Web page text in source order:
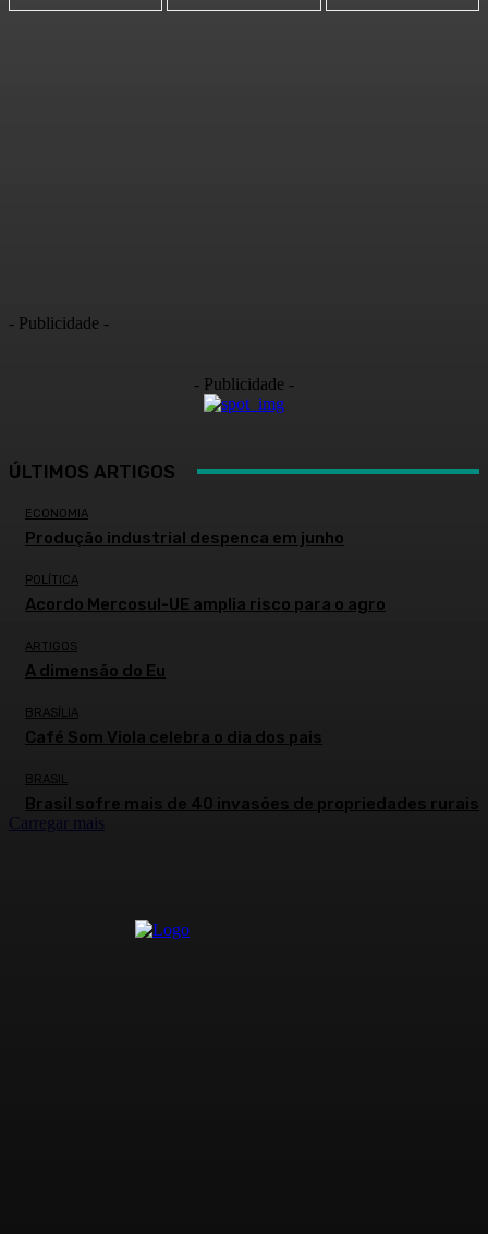
- Publicidade -
- Publicidade -
ÚLTIMOS ARTIGOS
ECONOMIA
Produção industrial despenca em junho
POLÍTICA
Acordo Mercosul-UE amplia risco para o agro
ARTIGOS
A dimensão do Eu
BRASÍLIA
Café Som Viola celebra o dia dos pais
BRASIL
Brasil sofre mais de 40 invasões de propriedades rurais
Carregar mais